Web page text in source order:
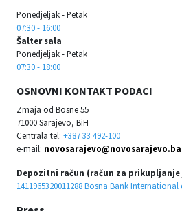
Ponedjeljak - Petak
07:30 - 16:00
Šalter sala
Ponedjeljak - Petak
07:30 - 18:00
OSNOVNI KONTAKT PODACI
Zmaja od Bosne 55
71000 Sarajevo, BiH
Centrala tel: +387 33 492-100
e-mail: novosarajevo@novosarajevo.ba
Depozitni račun (račun za
1411965320011288 Bosna Bank International